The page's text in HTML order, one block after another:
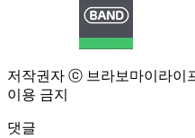
저작권자 ⓒ 브라보마이라이
이용 금지
댓글